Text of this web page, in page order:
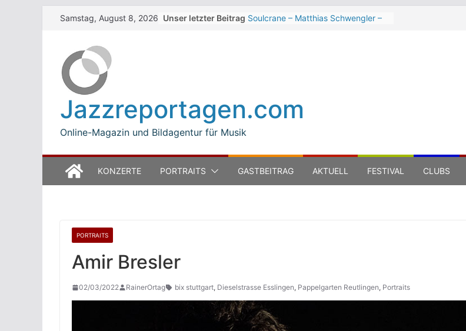
SkipSamstag, August 8, 2026 Unser letzter Beitrag Soulcrane – Matthias Schwengler –
Jean-Michel Jarre bei den jazz open
Jazzreportagen.com
Online-Magazin und Bildagentur für Musik
KONZERTE PORTRAITS GASTBEITRAG AKTUELL FESTIVAL CLUBS
PORTRAITS
Amir Bresler
02/03/2022 RainerOrtag bix stuttgart, Dieselstrasse Esslingen, Pappelgarten Reutlingen, Portraits